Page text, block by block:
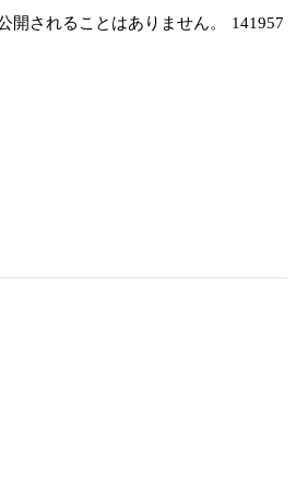
されることはありません。 141957